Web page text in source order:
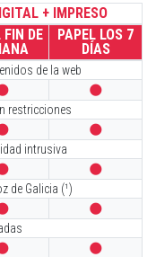
+ IMPRESO
FIN DE
PAPEL LOS 7
DÍAS
de la web

restricciones

intrusiva

de Galicia (¹)

